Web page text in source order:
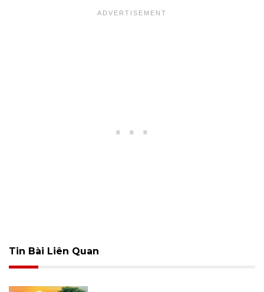
Tin Bài Liên Quan